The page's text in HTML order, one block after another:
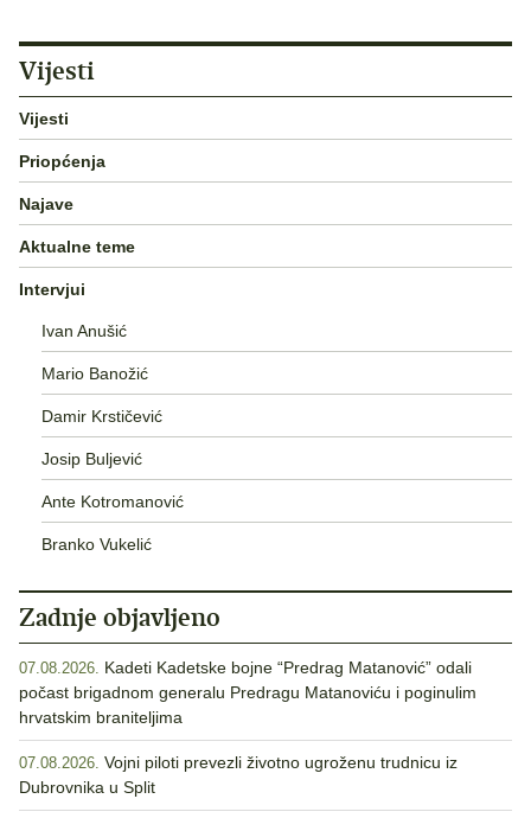
Vijesti
Vijesti
Priopćenja
Najave
Aktualne teme
Intervjui
Ivan Anušić
Mario Banožić
Damir Krstičević
Josip Buljević
Ante Kotromanović
Branko Vukelić
Zadnje objavljeno
07.08.2026. Kadeti Kadetske bojne “Predrag Matanović” odali
počast brigadnom generalu Predragu Matanoviću i poginulim
hrvatskim braniteljima
07.08.2026. Vojni piloti prevezli životno ugroženu trudnicu iz
Dubrovnika u Split